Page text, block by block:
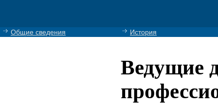
Общие сведения История
Ведущие